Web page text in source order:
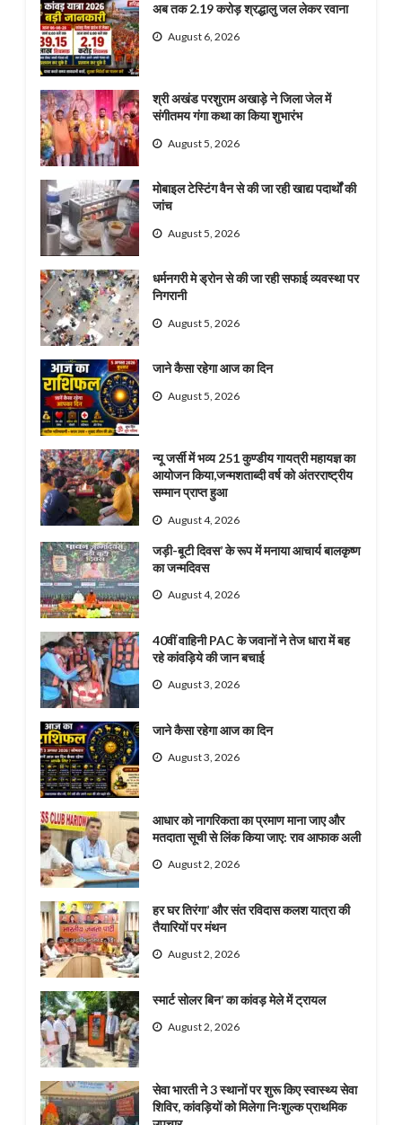
अब तक 2.19 करोड़ श्रद्धालु जल लेकर रवाना
August 6, 2026
श्री अखंड परशुराम अखाड़े ने जिला जेल में
संगीतमय गंगा कथा का किया शुभारंभ
August 5, 2026
मोबाइल टेस्टिंग वैन से की जा रही खाद्य पदार्थों की
जांच
August 5, 2026
धर्मनगरी मे ड्रोन से की जा रही सफाई व्यवस्था पर
निगरानी
August 5, 2026
जाने कैसा रहेगा आज का दिन
August 5, 2026
न्यू जर्सी में भव्य 251 कुण्डीय गायत्री महायज्ञ का
आयोजन किया,जन्मशताब्दी वर्ष को अंतरराष्ट्रीय
सम्मान प्राप्त हुआ
August 4, 2026
जड़ी-बूटी दिवस’ के रूप में मनाया आचार्य बालकृष्ण
का जन्मदिवस
August 4, 2026
40वीं वाहिनी PAC के जवानों ने तेज धारा में बह
रहे कांवड़िये की जान बचाई
August 3, 2026
जाने कैसा रहेगा आज का दिन
August 3, 2026
आधार को नागरिकता का प्रमाण माना जाए और
मतदाता सूची से लिंक किया जाए: राव आफाक अली
August 2, 2026
हर घर तिरंगा’ और संत रविदास कलश यात्रा की
तैयारियों पर मंथन
August 2, 2026
स्मार्ट सोलर बिन’ का कांवड़ मेले में ट्रायल
August 2, 2026
सेवा भारती ने 3 स्थानों पर शुरू किए स्वास्थ्य सेवा
शिविर, कांवड़ियों को मिलेगा निःशुल्क प्राथमिक